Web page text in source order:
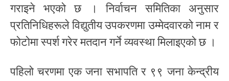
गराइने भएको छ । निर्वाचन समितिका अनुसार
प्रतिनिधिहरूले विद्युतीय उपकरणमा उम्मेदवारको नाम र
फोटोमा स्पर्श गरेर मतदान गर्ने व्यवस्था मिलाइएको छ ।
पहिलो चरणमा एक जना सभापति र ९९ जना केन्द्रीय